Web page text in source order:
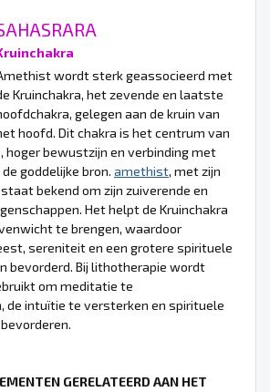
wordt sterk geassocieerd met
Kruinchakra, het zevende en laatste
gelegen aan de kruin van
hoofd. Dit chakra is het centrum van
hoger bewustzijn en verbinding met
goddelijke bron. amethist, met zijn
bekend om zijn zuiverende en
Het helpt de Kruinchakra
te brengen, waardoor
sereniteit en een grotere spirituele
bevorderd. Bij lithotherapie wordt
om meditatie te
de intuïtie te versterken en spirituele
GERELATEERD AAN HET